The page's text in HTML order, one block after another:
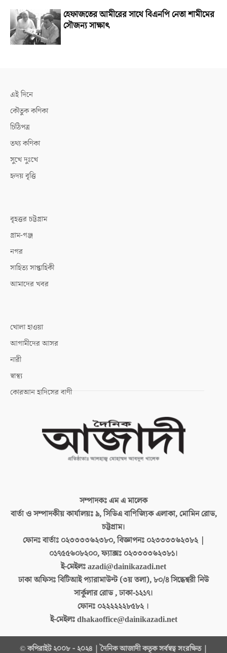
হেফাজতের আমীরের সাথে বিএনপি নেতা শামীমের
সৌজন্য সাক্ষাৎ
এই দিনে
কৌতুক কণিকা
চিঠিপত্র
তথ্য কণিকা
সুখে দুঃখে
হৃদয় বৃত্তি
বৃহত্তর চট্টগ্রাম
গ্রাম-গঞ্জ
নগর
সাহিত্য সাপ্তাহিকী
আমাদের খবর
খোলা হাওয়া
আগামীদের আসর
নারী
স্বাস্থ্য
কোরআন হাদিসের বাণী
সম্পাদকঃএম এ মালেক
বার্তা ও সম্পাদকীয় কার্যালয়ঃ৯, সিডিএ বাণিজ্যিক এলাকা, মোমিন রোড,
চট্টগ্রাম।
ফোনঃ বার্তাঃ ০২৩৩৩৩৬২৩৮০, বিজ্ঞাপনঃ ০২৩৩৩৩৬২৩৮২ |
০১৭৫৫৬০৮২০০, ফ্যাক্সঃ ০২৩৩৩৩৬২৩৮১।
ই-মেইলঃazadi@dainikazadi.net
ঢাকা অফিসঃবিটিআই প্যারামাউন্ট (৩য় তলা), ৮০/৪ সিদ্ধেশ্বরী নিউ
সার্কুলার রোড , ঢাকা-১২১৭।
ফোনঃ ০২২২২২২৮৫৮২ ।
ই-মেইলঃdhakaoffice@dainikazadi.net
© কপিরাইট ২০০৮ - ২০২৪ | দৈনিক আজাদী কতৃক সর্বস্বত্ব সংরক্ষিত |